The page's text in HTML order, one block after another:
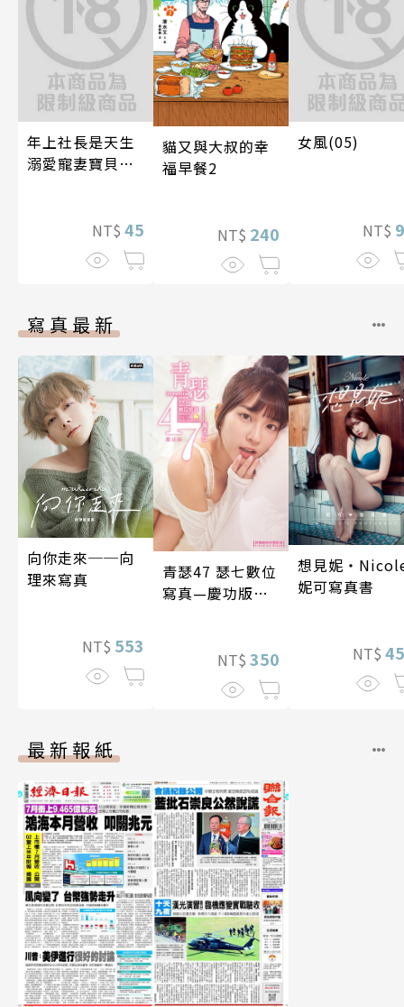
年上社長是天生
溺愛寵妻寶貝獸
就不會再孤單!?
NT$ 45
貓又與大叔的幸
福早餐2
NT$ 240
女風(05)
NT$
寫真最新
向你走來──向
理來寫真
NT$ 553
青瑟47 瑟七數位
寫真—慶功版
NT$ 350
想見妮
妮可寫真書
NT$
最新報紙